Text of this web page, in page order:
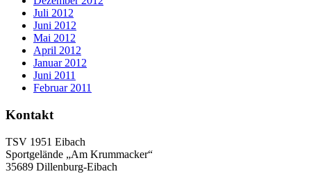
Juli 2012
Juni 2012
Mai 2012
April 2012
Januar 2012
Juni 2011
Februar 2011
Kontakt
TSV 1951 Eibach
Sportgelände „Am Krummacker“
35689 Dillenburg-Eibach